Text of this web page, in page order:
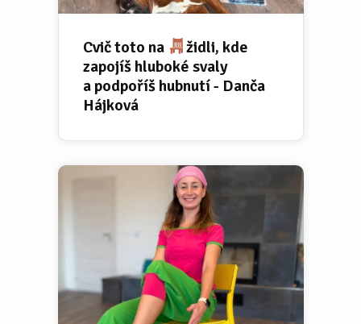
Cvič toto na
židli, kde
zapojíš hluboké svaly
a podpoříš hubnutí - Danča
Hájková